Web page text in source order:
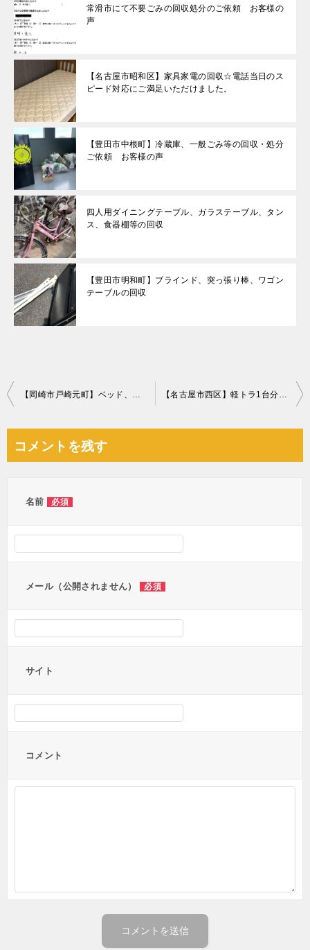
常滑市にて不要ごみの回収処分のご依頼 お客様の
声
【名古屋市昭和区】家具家電の回収☆電話当日のス
ピード対応にご満足いただけました。
【豊田市中根町】冷蔵庫、一般ごみ等の回収・処分
ご依頼 お客様の声
四人用ダイニングテーブル、ガラステーブル、タン
ス、食器棚等の回収
【豊田市明和町】ブラインド、突っ張り棒、ワゴン
テーブルの回収
投
ビ
ョ
【岡崎市戸崎元町】ベッド、ソファの回収☆退去日までに回収してもらえて助かったとお喜びいただけました！ 【名古屋市西区】軽トラ1台分の不用品の回収・処分 お客様の声
コメントを残す
名前 必須
メール（公開されません） 必須
サイト
コメント